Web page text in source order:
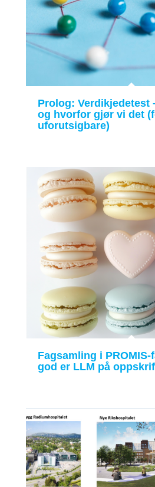
Prolog: Verdikjedetest
og hvorfor gjør vi det
uforutsigbare)
Fagsamling i
god er LLM på